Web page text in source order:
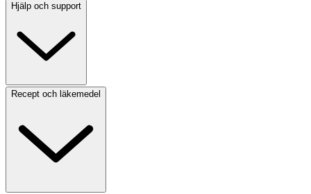
Hjälp och support
Recept och läkemedel